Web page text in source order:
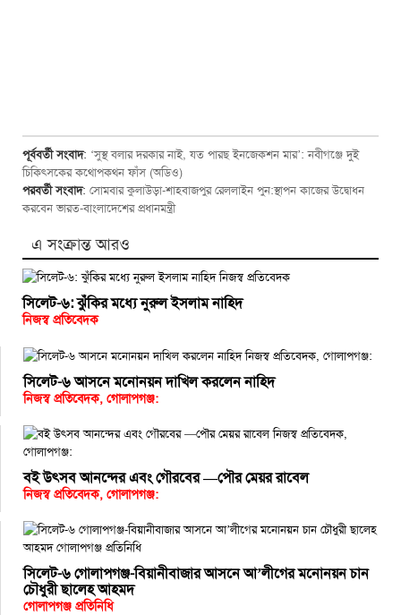
পূর্ববর্তী সংবাদ: ‘সুস্থ বলার দরকার নাই, যত পারছ ইনজেকশন মার’: নবীগঞ্জে দুই
চিকিৎসকের কথোপকথন ফাঁস (অডিও)
পরবর্তী সংবাদ: সোমবার কুলাউড়া-শাহবাজপুর রেললাইন পুন:স্থাপন কাজের উদ্বোধন
করবেন ভারত-বাংলাদেশের প্রধানমন্ত্রী
এ সংক্রান্ত আরও
সিলেট-৬: ঝুঁকির মধ্যে নুরুল ইসলাম নাহিদ
নিজস্ব প্রতিবেদক
সিলেট-৬ আসনে মনোনয়ন দাখিল করলেন নাহিদ
নিজস্ব প্রতিবেদক, গোলাপগঞ্জ:
বই উৎসব আনন্দের এবং গৌরবের —পৌর মেয়র রাবেল
নিজস্ব প্রতিবেদক, গোলাপগঞ্জ:
সিলেট-৬ গোলাপগঞ্জ-বিয়ানীবাজার আসনে আ’লীগের মনোনয়ন চান
চৌধুরী ছালেহ আহমদ
গোলাপগঞ্জ প্রতিনিধি